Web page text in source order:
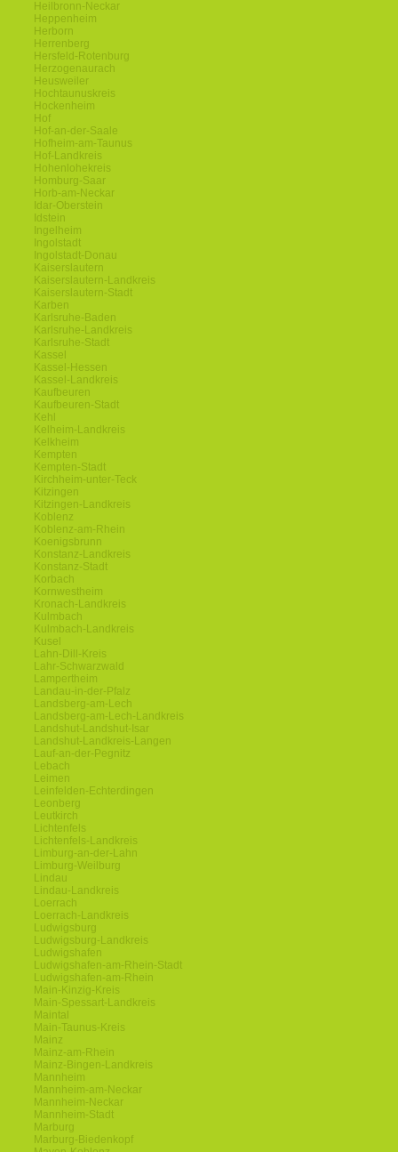
Heilbronn-Neckar
Heppenheim
Herborn
Herrenberg
Hersfeld-Rotenburg
Herzogenaurach
Heusweiler
Hochtaunuskreis
Hockenheim
Hof
Hof-an-der-Saale
Hofheim-am-Taunus
Hof-Landkreis
Hohenlohekreis
Homburg-Saar
Horb-am-Neckar
Idar-Oberstein
Idstein
Ingelheim
Ingolstadt
Ingolstadt-Donau
Kaiserslautern
Kaiserslautern-Landkreis
Kaiserslautern-Stadt
Karben
Karlsruhe-Baden
Karlsruhe-Landkreis
Karlsruhe-Stadt
Kassel
Kassel-Hessen
Kassel-Landkreis
Kaufbeuren
Kaufbeuren-Stadt
Kehl
Kelheim-Landkreis
Kelkheim
Kempten
Kempten-Stadt
Kirchheim-unter-Teck
Kitzingen
Kitzingen-Landkreis
Koblenz
Koblenz-am-Rhein
Koenigsbrunn
Konstanz-Landkreis
Konstanz-Stadt
Korbach
Kornwestheim
Kronach-Landkreis
Kulmbach
Kulmbach-Landkreis
Kusel
Lahn-Dill-Kreis
Lahr-Schwarzwald
Lampertheim
Landau-in-der-Pfalz
Landsberg-am-Lech
Landsberg-am-Lech-Landkreis
Landshut-Landshut-Isar
Landshut-Landkreis-Langen
Lauf-an-der-Pegnitz
Lebach
Leimen
Leinfelden-Echterdingen
Leonberg
Leutkirch
Lichtenfels
Lichtenfels-Landkreis
Limburg-an-der-Lahn
Limburg-Weilburg
Lindau
Lindau-Landkreis
Loerrach
Loerrach-Landkreis
Ludwigsburg
Ludwigsburg-Landkreis
Ludwigshafen
Ludwigshafen-am-Rhein-Stadt
Ludwigshafen-am-Rhein
Main-Kinzig-Kreis
Main-Spessart-Landkreis
Maintal
Main-Taunus-Kreis
Mainz
Mainz-am-Rhein
Mainz-Bingen-Landkreis
Mannheim
Mannheim-am-Neckar
Mannheim-Neckar
Mannheim-Stadt
Marburg
Marburg-Biedenkopf